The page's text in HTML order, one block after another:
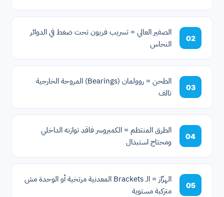
02
الصفير العالي = تسريب فريون تحت ضغط في الدوائر
النحاس
03
الطحن = روولمان (Bearings) المروحة الخارجية
تالف
04
الطرق المنتظم = الكمبروسر فاقد توازنه الداخلي
ومحتاج استبدال
05
الهزّاز = الـ Brackets المعدنية مرتخية أو الوحدة مش
متركبة مستوية